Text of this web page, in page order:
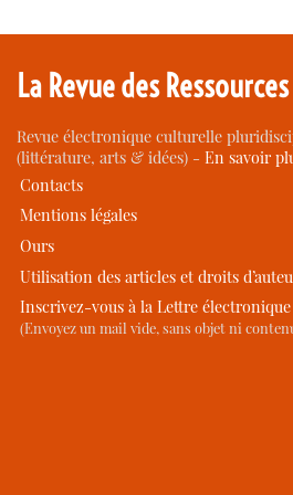
La Revue des
Revue électronique culturelle
(littérature, arts & idées) -En savoir
Contacts
Mentions légales
Ours
Utilisation des articles et droits
Inscrivez-vous à la Lettre électronique
(Envoyez un mail vide, sans objet ni